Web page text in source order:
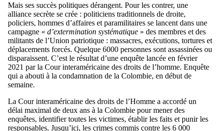
Mais ses succès politiques dérangent. Pour les contrer, une
alliance secrète se crée : politiciens traditionnels de droite,
policiers, hommes d’affaires et paramilitaires se lancent dans une
campagne « d’extermination systématique» des membres et des
militants de l’Union patriotique : massacres, exécutions, tortures et
déplacements forcés. Quelque 6000 personnes sont assassinées ou
disparaissent. C’est le résultat d’une enquête lancée en février
2021 par la Cour interaméricaine des droits de l’homme. Enquête
qui a abouti à la condamnation de la Colombie, en début de
semaine.
La Cour interaméricaine des droits de l’Homme a accordé un
délai maximal de deux ans à la Colombie pour mener des
enquêtes, identifier toutes les victimes, établir les faits et punir les
responsables. Jusqu’ici, les crimes commis contre les 6 000